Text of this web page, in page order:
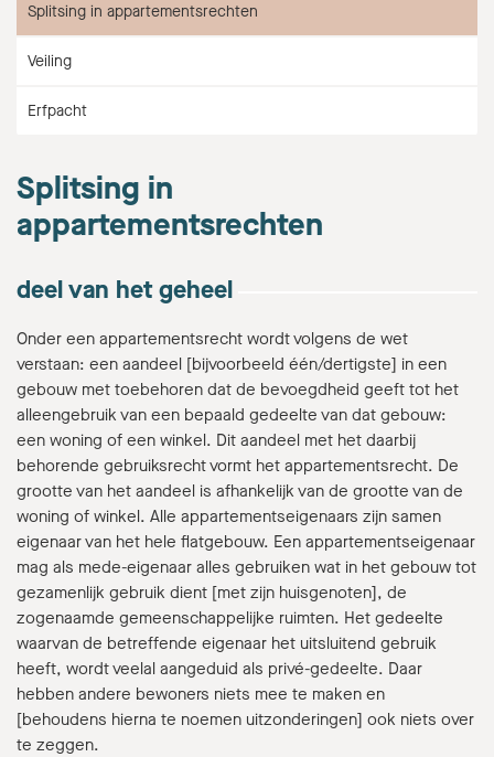
Splitsing in appartementsrechten
Veiling
Erfpacht
Splitsing in
appartementsrechten
deel van het geheel
Onder een appartementsrecht wordt volgens de wet
verstaan: een aandeel [bijvoorbeeld één/dertigste] in een
gebouw met toebehoren dat de bevoegdheid geeft tot het
alleengebruik van een bepaald gedeelte van dat gebouw:
een woning of een winkel. Dit aandeel met het daarbij
behorende gebruiksrecht vormt het appartementsrecht. De
grootte van het aandeel is afhankelijk van de grootte van de
woning of winkel. Alle appartementseigenaars zijn samen
eigenaar van het hele flatgebouw. Een appartementseigenaar
mag als mede-eigenaar alles gebruiken wat in het gebouw tot
gezamenlijk gebruik dient [met zijn huisgenoten], de
zogenaamde gemeenschappelijke ruimten. Het gedeelte
waarvan de betreffende eigenaar het uitsluitend gebruik
heeft, wordt veelal aangeduid als privé-gedeelte. Daar
hebben andere bewoners niets mee te maken en
[behoudens hierna te noemen uitzonderingen] ook niets over
te zeggen.